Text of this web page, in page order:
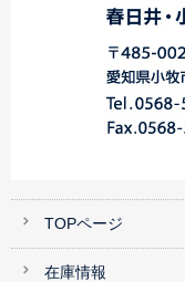
TOPページ
在庫情報